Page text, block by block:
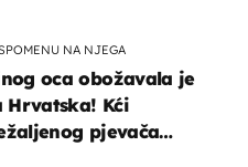
NA NJEGA
oca obožavala je
Hrvatska! Kći
pjevača